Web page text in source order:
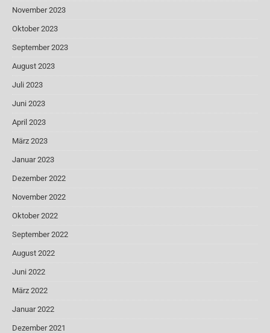
November 2023
Oktober 2023
September 2023
August 2023
Juli 2023
Juni 2023
April 2023
März 2023
Januar 2023
Dezember 2022
November 2022
Oktober 2022
September 2022
August 2022
Juni 2022
März 2022
Januar 2022
Dezember 2021